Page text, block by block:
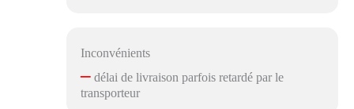
Inconvénients
–délai de livraison parfois retardé par le
transporteur